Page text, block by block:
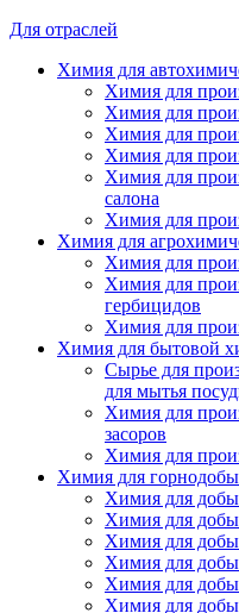
Для отраслей
Химия для
Химия для
Химия для
Химия для
Химия для
Химия для
салона
Химия для
Химия для
Химия для
Химия для
гербицидов
Химия для
Химия для бытовой
Сырье для
для мытья
Химия для
засоров
Химия для
Химия для
Химия для
Химия для
Химия для
Химия для
Химия для
Химия для